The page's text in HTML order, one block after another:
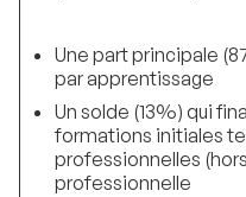
Une part principale
par apprentissage
Un solde (13%) qui
formations initiales
professionnelles
professionnelle